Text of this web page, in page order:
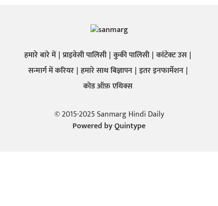
हमारे बारे में प्राइवेसी पालिसी कुकी पालिसी कांटेक्ट उस
सन्मार्ग में करियर हमारे साथ बिज्ञापन इतर इनफार्मेशन
कोड ऑफ़ एथिक्स
© 2015-2025 Sanmarg Hindi Daily
Powered byQuintype